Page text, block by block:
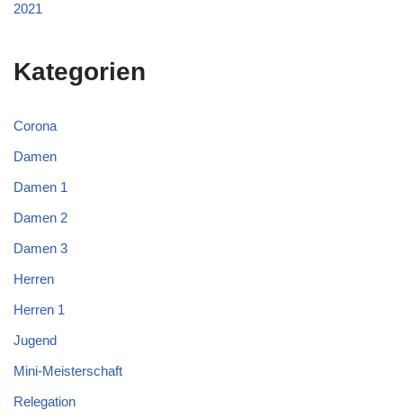
2021
Kategorien
Corona
Damen
Damen 1
Damen 2
Damen 3
Herren
Herren 1
Jugend
Mini-Meisterschaft
Relegation